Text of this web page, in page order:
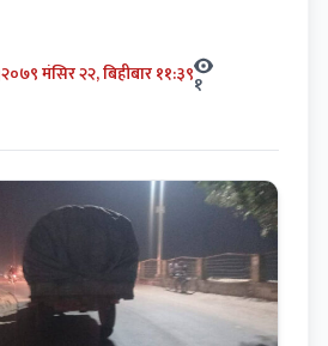
२०७९ मंसिर २२, बिहीबार ११:३९१